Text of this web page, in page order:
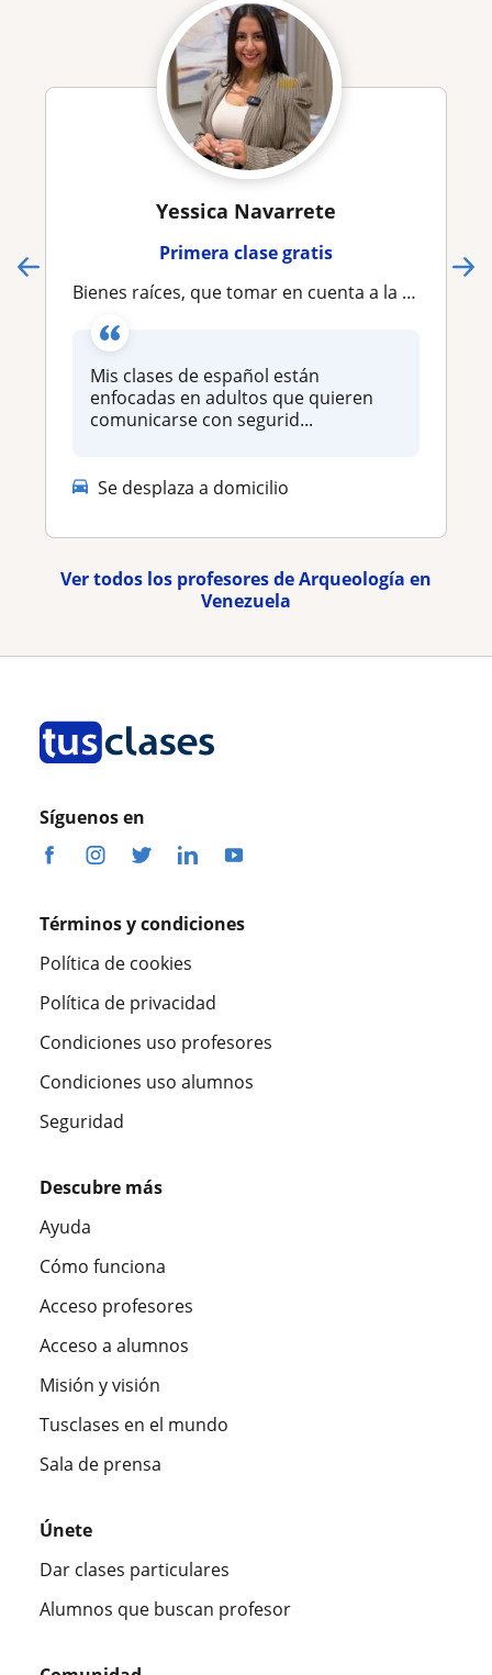
Yessica Navarrete
Primera clase gratis
Bienes raíces, que tomar en cuenta a la hora de invertir
Mis clases de español están
enfocadas en adultos que quieren
comunicarse con segurid...
Se desplaza a domicilio
Ver todos los profesores de Arqueología en
Venezuela
Síguenos en
Términos y condiciones
Política de cookies
Política de privacidad
Condiciones uso profesores
Condiciones uso alumnos
Seguridad
Descubre más
Ayuda
Cómo funciona
Acceso profesores
Acceso a alumnos
Misión y visión
Tusclases en el mundo
Sala de prensa
Únete
Dar clases particulares
Alumnos que buscan profesor